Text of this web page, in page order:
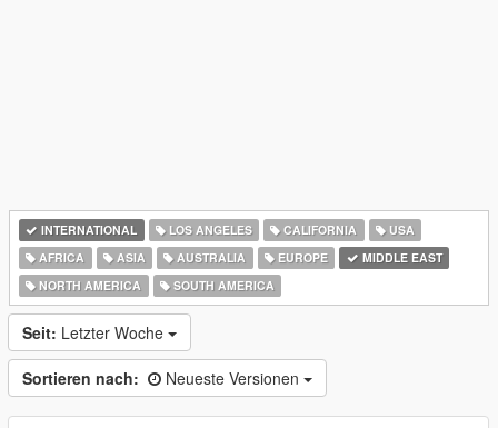
INTERNATIONAL LOS ANGELES CALIFORNIA
USA
AFRICA
ASIA AUSTRALIA EUROPE
MIDDLE EAST
NORTH AMERICA
SOUTH AMERICA
Seit: Letzter Woche
Sortieren nach: Neueste Versionen